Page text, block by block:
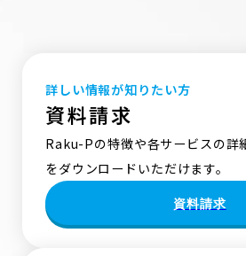
詳しい情報が知りたい方
資料請求
Raku-Pの特徴や各サービスの詳
をダウンロードいただけます。
資料請求